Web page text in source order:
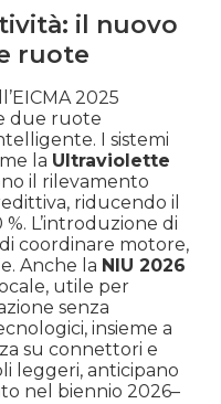
il nuovo
ruote
2025
due ruote
I sistemi
la Ultraviolette
il rilevamento
riducendo il
L’introduzione di
coordinare motore,
Anche la NIU 2026
utile per
senza
insieme a
su connettori e
leggeri, anticipano
nel biennio 2026–